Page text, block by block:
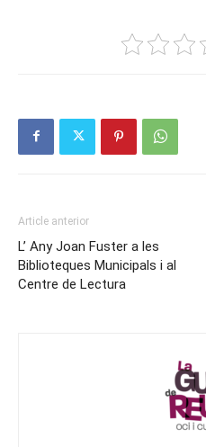
Article anterior
L’ Any Joan Fuster a les
Biblioteques Municipals i al
Centre de Lectura